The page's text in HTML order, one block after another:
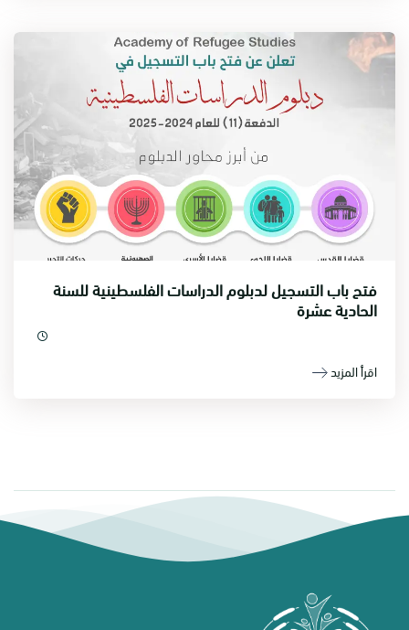
فتح باب التسجيل لدبلوم الدراسات الفلسطينية للسنة
الحادية عشرة
اقرأ المزيد